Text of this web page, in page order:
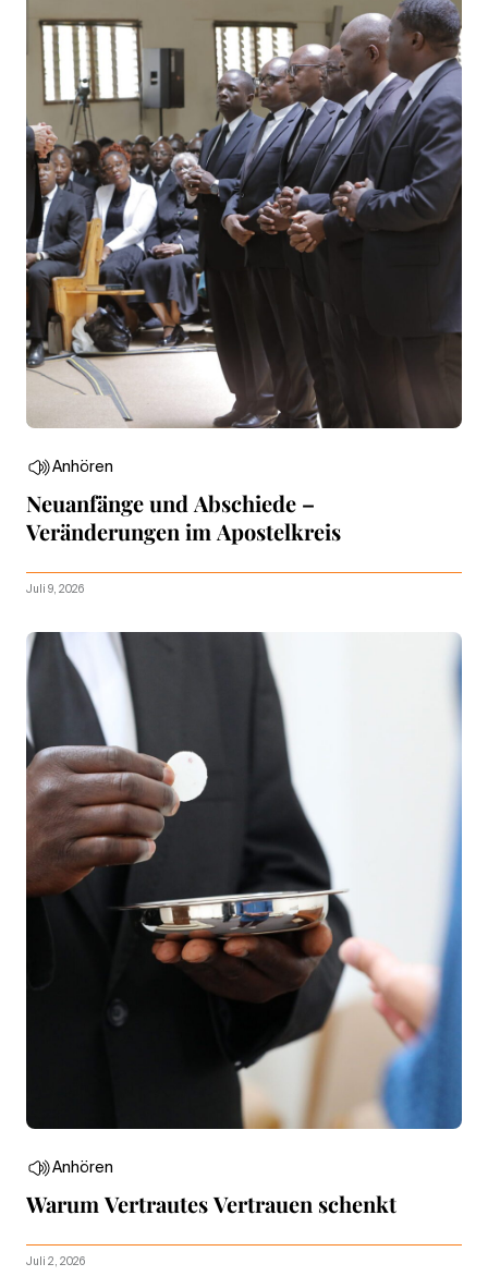
Anhören
Neuanfänge und Abschiede –
Veränderungen im Apostelkreis
Juli 9, 2026
Anhören
Warum Vertrautes Vertrauen schenkt
Juli 2, 2026